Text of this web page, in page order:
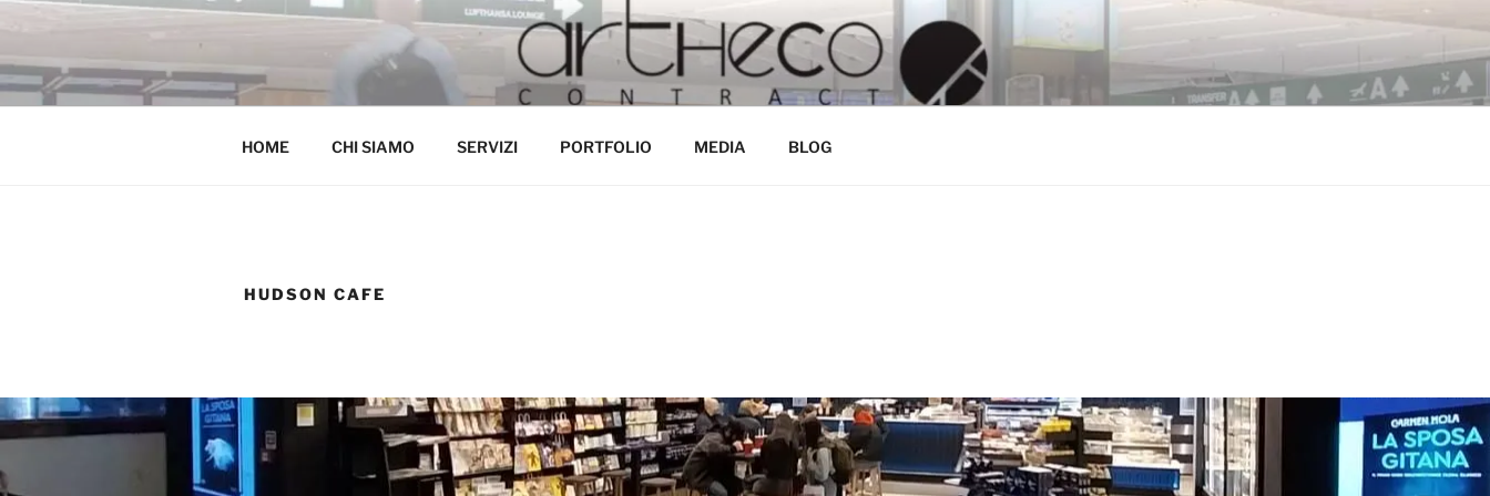
WWW.ARTHECONTRACT.IT
Arredamento Contract è il nostro mestiere
HOME CHI SIAMO SERVIZI PORTFOLIO MEDIA BLOG
HUDSON CAFE